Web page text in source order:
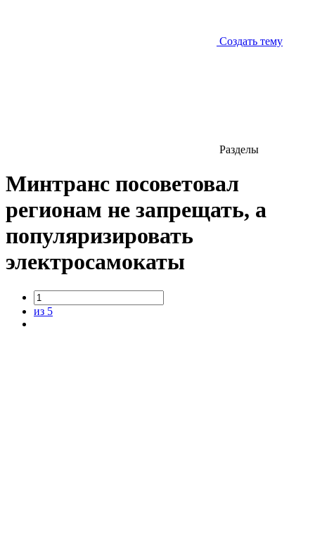
Создать тему
Разделы
Минтранс посоветовал
регионам не запрещать, а
популяризировать
электросамокаты
из 5